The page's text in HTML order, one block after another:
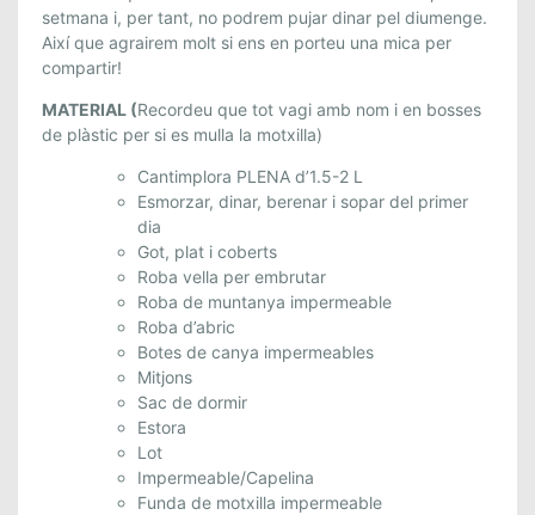
I
L
.
8
I
setmana i, per tant, no podrem pujar dinar pel diumenge.
Així que agrairem molt si ens en porteu una mica per
compartir!
MATERIAL (Recordeu que tot vagi amb nom i en bosses
de plàstic per si es mulla la motxilla)
Cantimplora PLENA d’1.5-2 L
Esmorzar, dinar, berenar i sopar del primer
dia
Got, plat i coberts
Roba vella per embrutar
Roba de muntanya impermeable
Roba d’abric
Botes de canya impermeables
Mitjons
Sac de dormir
Estora
Lot
Impermeable/Capelina
Funda de motxilla impermeable